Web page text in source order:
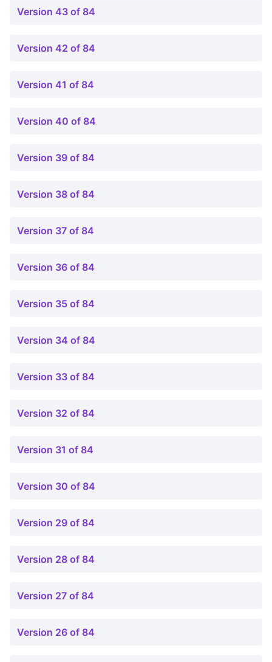
Version 43 of 84
Version 42 of 84
Version 41 of 84
Version 40 of 84
Version 39 of 84
Version 38 of 84
Version 37 of 84
Version 36 of 84
Version 35 of 84
Version 34 of 84
Version 33 of 84
Version 32 of 84
Version 31 of 84
Version 30 of 84
Version 29 of 84
Version 28 of 84
Version 27 of 84
Version 26 of 84